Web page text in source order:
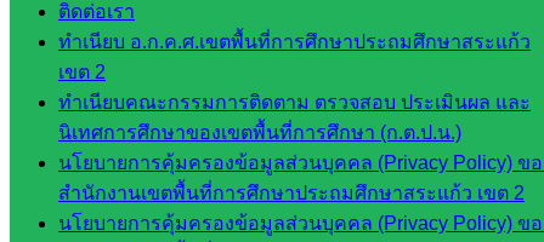
ติดต่อเรา
ทำเนียบ อ.ก.ค.ศ.เขตพื้นที่การศึกษาประถมศึกษาสระแก้ว
เขต 2
ทำเนียบคณะกรรมการติดตาม ตรวจสอบ ประเมินผล และ
นิเทศการศึกษาของเขตพื้นที่การศึกษา (ก.ต.ป.น.)
นโยบายการคุ้มครองข้อมูลส่วนบุคคล (Privacy Policy) ข
สำนักงานเขตพื้นที่การศึกษาประถมศึกษาสระแก้ว เขต 2
นโยบายการคุ้มครองข้อมูลส่วนบุคคล (Privacy Policy) ข
จัดการ
ศึกษา
กลุ่ม
บริหาร
งาน
บุคคล
กลุ่ม
พัฒนาครู